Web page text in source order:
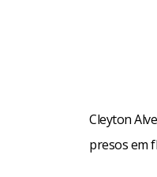
Cleyton
presos em